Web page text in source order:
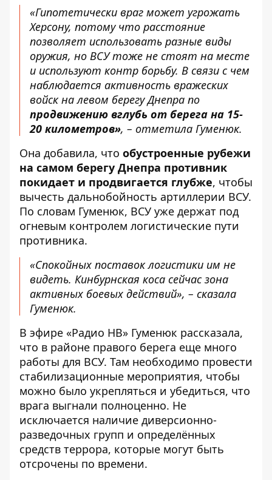
«Гипотетически враг может угрожать
Херсону, потому что расстояние
позволяет использовать разные виды
оружия, но ВСУ тоже не стоят на месте
и используют контр борьбу. В связи с чем
наблюдается активность вражеских
войск на левом берегу Днепра по
продвижению вглубь от берега на 15-
20 километров», – отметила Гуменюк.
Она добавила, что обустроенные рубежи
на самом берегу Днепра противник
покидает и продвигается глубже, чтобы
вычесть дальнобойность артиллерии ВСУ.
По словам Гуменюк, ВСУ уже держат под
огневым контролем логистические пути
противника.
«Спокойных поставок логистики им не
видеть. Кинбурнская коса сейчас зона
активных боевых действий», – сказала
Гуменюк.
В эфире «Радио НВ» Гуменюк рассказала,
что в районе правого берега еще много
работы для ВСУ. Там необходимо провести
стабилизационные мероприятия, чтобы
можно было укрепляться и убедиться, что
врага выгнали полноценно. Не
исключается наличие диверсионно-
разведочных групп и определённых
средств террора, которые могут быть
отсрочены по времени.